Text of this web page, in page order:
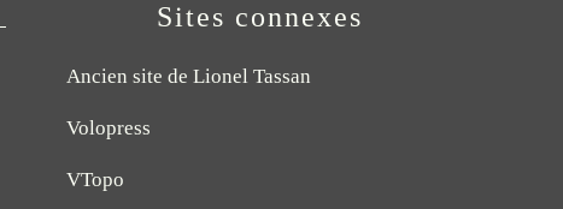
Sites connexes
Ancien site de Lionel Tassan
Volopress
VTopo